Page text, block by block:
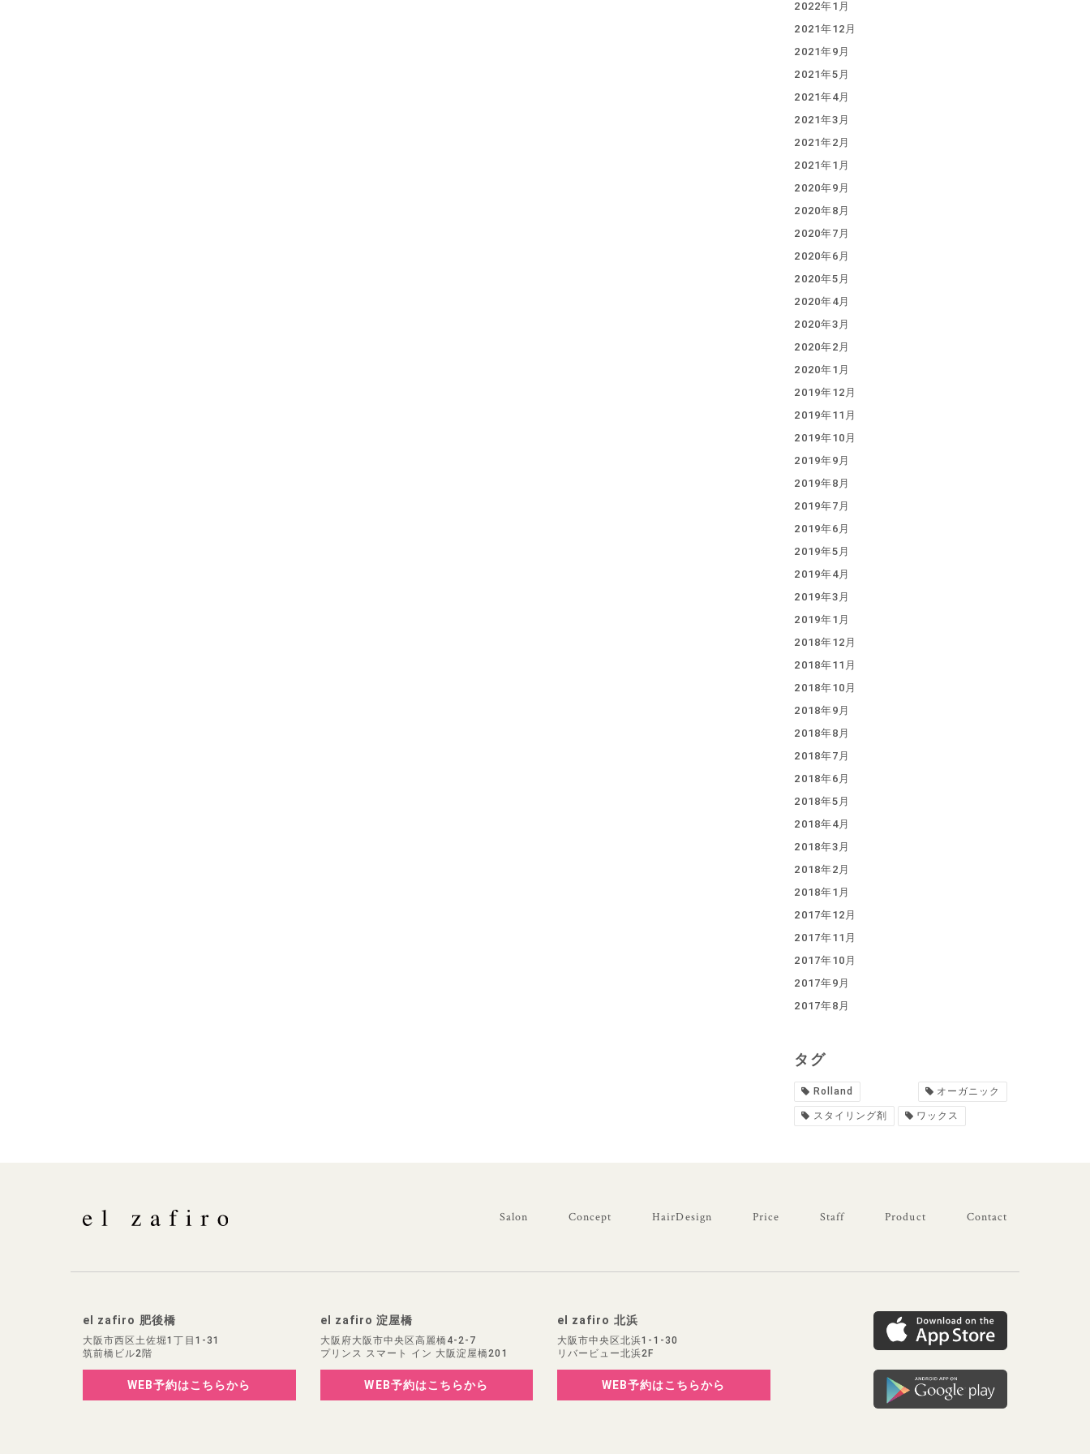
2022年1月
2021年12月
2021年9月
2021年5月
2021年4月
2021年3月
2021年2月
2021年1月
2020年9月
2020年8月
2020年7月
2020年6月
2020年5月
2020年4月
2020年3月
2020年2月
2020年1月
2019年12月
2019年11月
2019年10月
2019年9月
2019年8月
2019年7月
2019年6月
2019年5月
2019年4月
2019年3月
2019年1月
2018年12月
2018年11月
2018年10月
2018年9月
2018年8月
2018年7月
2018年6月
2018年5月
2018年4月
2018年3月
2018年2月
2018年1月
2017年12月
2017年11月
2017年10月
2017年9月
2017年8月
タグ
Rolland オーガニック
スタイリング剤 ワックス
Salon Concept HairDesign Price Staff Product Contact
el zafiro 肥後橋
大阪市西区土佐堀1丁目1-31
筑前橋ビル2階
WEB予約はこちらから
el zafiro 淀屋橋
大阪府大阪市中央区高麗橋4-2-7
プリンス スマート イン 大阪淀屋橋201
WEB予約はこちらから
el zafiro 北浜
大阪市中央区北浜1-1-30
リバービュー北浜2F
WEB予約はこちらから